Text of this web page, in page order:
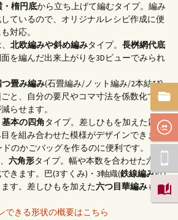
・楕円底から立ち上げて編むタイプ。編み
ているので、オリジナルレシピ作成に便
対応。
北欧編みや斜め編みタイプ。 長桝網代底
を編んだ出来上がりを3Dビューでみられ
つ畳み編み(石畳編み/ノット編み/2本結び)
と、自分の要尺やコマ寸法を係数化でき
らせます。
基本の四角タイプ。差しひもを加えた四つ
を組み合わせた模様がデザインできま
ドのかごバッグを作るのに便利です。
六角形タイプ。幅や本数を合わせた六つ
きます。巴(3すくみ)・3軸織(鉄線編み)の
す。差しひもを加えた六つ目華編みもデ
できる形状の概要はこちら